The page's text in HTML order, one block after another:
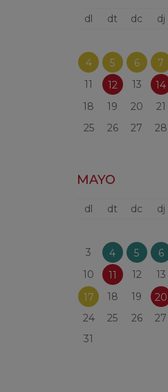
dl dt dc dj
4
5 6 7
11
12 13 14
18
19 20 21
25
26 27 28
MAYO
dl dt dc dj
3
4 5 6
10
11 12 13
17
18 19 20
24
25 26 27
31